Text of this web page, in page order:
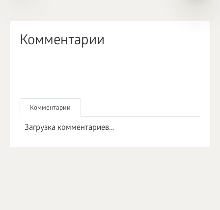
Комментарии
Комментарии
Загрузка комментариев...